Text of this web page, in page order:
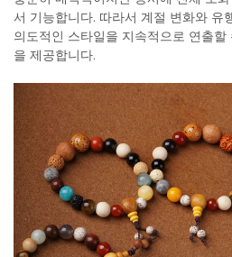
서 기능합니다. 따라서 계절 변화와 유
의도적인 스타일을 지속적으로 연출
을 제공합니다.